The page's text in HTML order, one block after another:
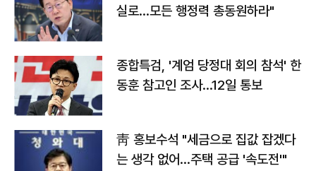
실로…모든 행정력 총동원하라"
종합특검, '계엄 당정대 회의 참석' 한
동훈 참고인 조사...12일 통보
靑 홍보수석 "세금으로 집값 잡겠다
는 생각 없어…주택 공급 '속도전'"